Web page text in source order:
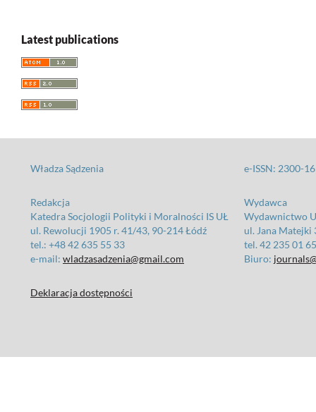
Latest publications
Władza Sądzenia e-ISSN: 2300-
Redakcja
Katedra Socjologii Polityki i Moralności IS UŁ
ul. Rewolucji 1905 r. 41/43, 90-214 Łódź
tel.: +48 42 635 55 33
e-mail: wladzasadzenia@gmail.com
Wydawca
Wydawnictwo
ul. Jana Matejki
tel. 42 235 01
Biuro:
Deklaracja dostępności